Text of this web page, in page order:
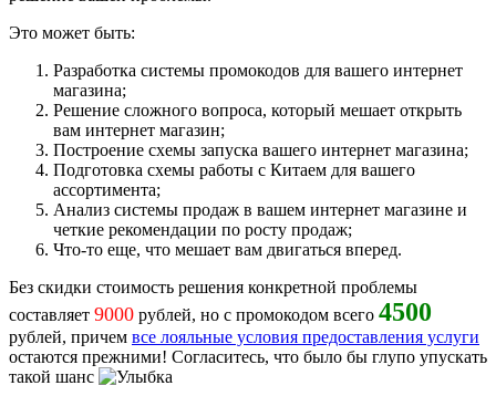
Это может быть:
Разработка системы промокодов для вашего интернет
магазина;
Решение сложного вопроса, который мешает открыть
вам интернет магазин;
Построение схемы запуска вашего интернет магазина;
Подготовка схемы работы с Китаем для вашего
ассортимента;
Анализ системы продаж в вашем интернет магазине и
четкие рекомендации по росту продаж;
Что-то еще, что мешает вам двигаться вперед.
Без скидки стоимость решения конкретной проблемы
составляет 9000 рублей, но с промокодом всего 4500
рублей, причем все лояльные условия предоставления услуги
остаются прежними! Согласитесь, что было бы глупо упускать
такой шанс